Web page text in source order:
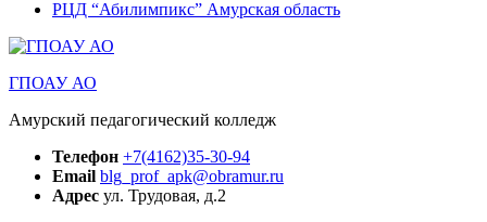
РЦД “Абилимпикс” Амурская область
ГПОАУ АО
Амурский педагогический колледж
Телефон +7(4162)35-30-94
Email blg_prof_apk@obramur.ru
Адрес ул. Трудовая, д.2